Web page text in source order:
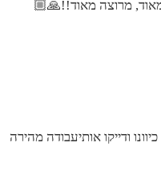
מרוצה מאוד!!🙏🏼
ודייקו אותיעבודה מהירה